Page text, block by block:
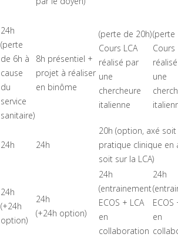
24h
(perte
de 6h à
cause
du
service
sanitaire)
8h présentiel +
projet à réaliser
en binôme
(perte de 20h)
Cours LCA
réalisé par
une
chercheure
italienne
(perte
Cours
une
24h 24h
20h (option, axé
pratique clinique en
soit sur la LCA)
24h
(+24h
option)
24h
(+24h option)
24h
(entrainement
ECOS + LCA
en
collaboration
24h
ECOS
en